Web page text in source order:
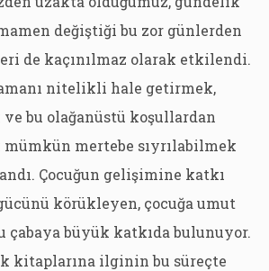
değiştiği bu zor günlerden
de kaçınılmaz olarak etkilendi.
nitelikli hale getirmek,
bu olağanüstü koşullardan
mertebe sıyrılabilmek
Çocuğun gelişimine katkı
körükleyen, çocuğa umut
çabaya büyük katkıda bulunuyor.
kitaplarına ilginin bu süreçte